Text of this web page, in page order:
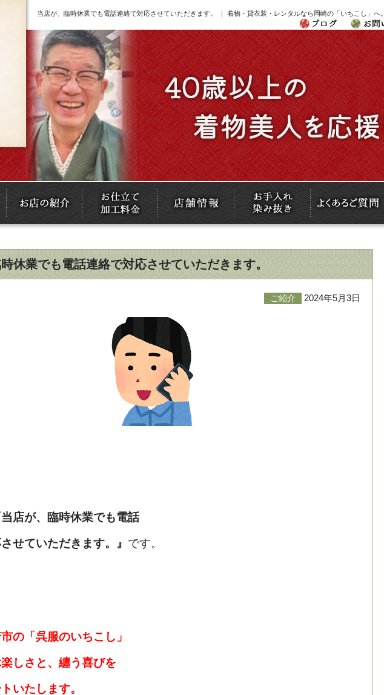
当店が、臨時休業でも電話連絡で対応させていただきます。 ｜ 着物・貸衣装・レンタルなら岡崎の「いちこし」へ。
休業でも電話連絡で対応させていただきます。
ご紹介 2024年5月3日
当店が、臨時休業でも電話
せていただきます。 』 です。
の「呉服のいちこし」
しさと、纏う喜びを
いたします。